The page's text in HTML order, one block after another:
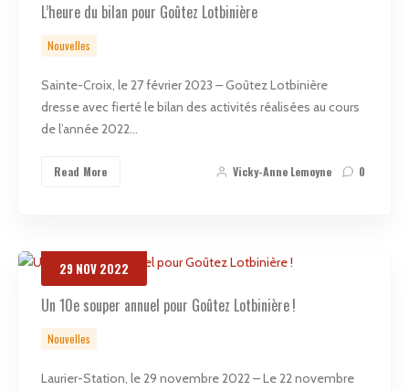
L’heure du bilan pour Goûtez Lotbinière
Nouvelles
Sainte-Croix, le 27 février 2023 – Goûtez Lotbinière
dresse avec fierté le bilan des activités réalisées au cours
de l’année 2022…
Read More Vicky-Anne Lemoyne 0
29 NOV 2022
Un 10e souper annuel pour Goûtez Lotbinière !
Nouvelles
Laurier-Station, le 29 novembre 2022 – Le 22 novembre